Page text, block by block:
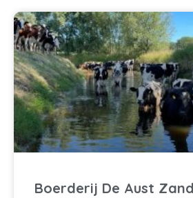
Boerderij De Aust